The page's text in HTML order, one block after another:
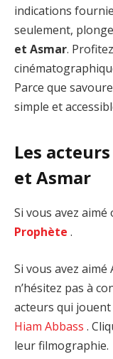
indications
seulement,
et Asmar.
Parce que
simple et
Les
et Asmar
Si vous avez
Prophète .
Si vous avez
n’hésitez pas à
acteurs qui jouent
Hiam Abbass .
leur filmographie.